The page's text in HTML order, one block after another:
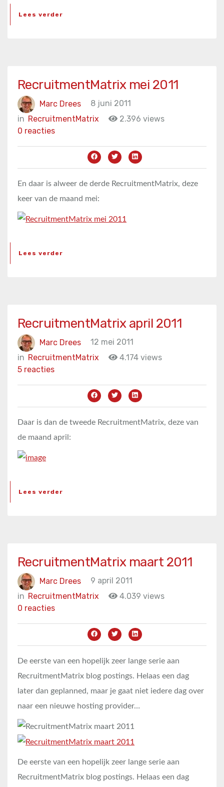
Lees verder
RecruitmentMatrix mei 2011
Marc Drees
8 juni 2011
in RecruitmentMatrix
2.396 views
0 reacties
En daar is alweer de derde RecruitmentMatrix, deze
keer van de maand mei:
Lees verder
RecruitmentMatrix april 2011
Marc Drees
12 mei 2011
in RecruitmentMatrix
4.174 views
5 reacties
Daar is dan de tweede RecruitmentMatrix, deze van
de maand april:
Lees verder
RecruitmentMatrix maart 2011
Marc Drees
9 april 2011
in RecruitmentMatrix
4.039 views
0 reacties
De eerste van een hopelijk zeer lange serie aan
RecruitmentMatrix blog postings. Helaas een dag
later dan geplanned, maar je gaat niet iedere dag over
naar een nieuwe hosting provider…
De eerste van een hopelijk zeer lange serie aan
RecruitmentMatrix blog postings. Helaas een dag